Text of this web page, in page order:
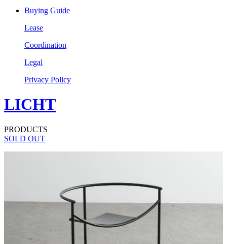
Buying Guide
Lease
Coordination
Legal
Privacy Policy
LICHT
PRODUCTS
SOLD OUT